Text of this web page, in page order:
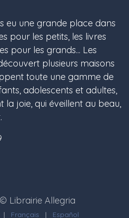
eu une grande place dans
pour les petits, les livres
pour les grands... Les
plusieurs maisons
toute une gamme de
adolescents et adultes,
la joie, qui éveillent au beau,
Librairie Allegria
| Français | Español